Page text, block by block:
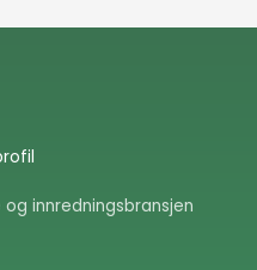
innredningsbransjen